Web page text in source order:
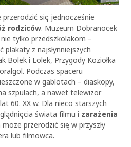
się jednocześnie
rodziców. Muzeum Dobranocek
tylko przedszkolakom –
z najsłynniejszych
Bolek i Lolek, Przygody Koziołka
Podczas spaceru
w gablotach – diaskopy,
szpulach, a nawet telewizor
60. XX w. Dla nieco starszych
świata filmu i zarażenia
przerodzić się w przyszły
lub filmowca.